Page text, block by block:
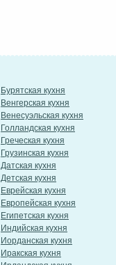
Бурятская кухня
Венгерская кухня
Венесуэльская кухня
Голландская кухня
Греческая кухня
Грузинская кухня
Датская кухня
Детская кухня
Еврейская кухня
Европейская кухня
Египетская кухня
Индийская кухня
Иорданская кухня
Иракская кухня